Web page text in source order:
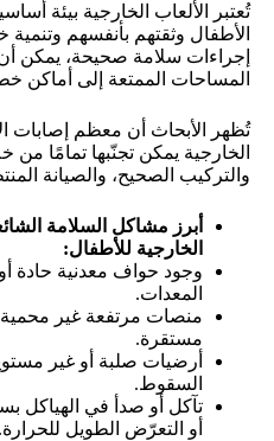
تُعتبر الألعاب الخارجية بيئة
الأطفال وثقتهم بأنفسهم
إجراءات سلامة صحيحة، يمكن
المساحات الممتعة إلى أماكن
تُظهر الأبحاث أن معظم إصابات
الخارجية يمكن تجنّبها تمامًا من
والتركيب الصحيح، والصيانة
أبرز مشاكل السلامة
الخارجية للأطفال:
وجود حواف معدنية حادة
المعدات.
منصات مرتفعة غير محمية
مستقرة.
أرضيات صلبة أو غير
السقوط.
تآكل أو صدأ في الهياكل
أو التعرّض الطويل للحرارة.